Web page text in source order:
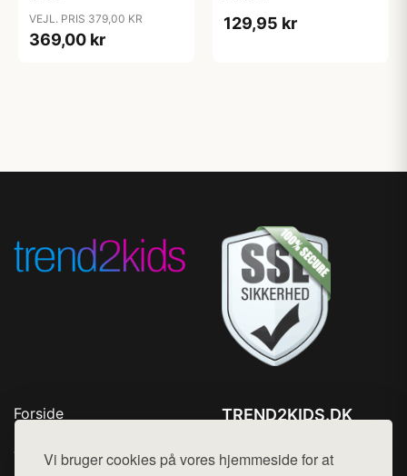
Vi bruger cookies på vores hjemmeside for at
VEJL. PRIS 379,00 KR
369,00 kr
129,95 kr
Forside
Top Rabatter
TREND2KIDS.DK